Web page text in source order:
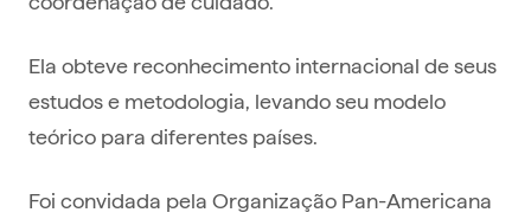
Ela obteve reconhecimento internacional de seus
estudos e metodologia, levando seu modelo
teórico para diferentes países.
Foi convidada pela Organização Pan-Americana